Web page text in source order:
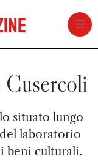
Cusercoli
situato lungo
laboratorio
beni culturali.